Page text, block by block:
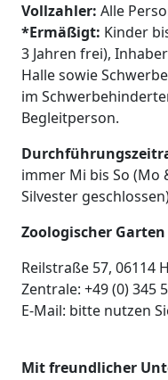
Vollzahler: Alle
*Ermäßigt: Kinder
3 Jahren frei),
Halle sowie
im
Begleitperson.
immer Mi bis So (Mo
Silvester
Zoologischer
Reilstraße 57, 06114
Zentrale: +49 (0) 345
E-Mail: bitte nutzen
Mit freundlicher